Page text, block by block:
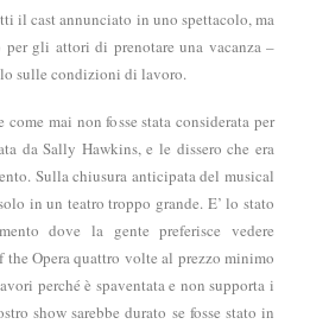
il cast annunciato in uno spettacolo, ma
per gli attori di prenotare una vacanza –
sulle condizioni di lavoro.
mai non fosse stata considerata per
da Sally Hawkins, e le dissero che era
Sulla chiusura anticipata del musical
in un teatro troppo grande. E’ lo stato
dove la gente preferisce vedere
the Opera quattro volte al prezzo minimo
perché è spaventata e non supporta i
show sarebbe durato se fosse stato in